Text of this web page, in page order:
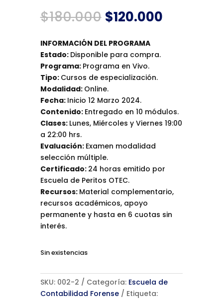
$180.000 El
precio
original
era:
$180.000.
$120.000El
INFORMACIÓN DEL PROGRAMA
Estado: Disponible para compra.
Programa: Programa en Vivo.
Tipo: Cursos de especialización.
Modalidad: Online.
Fecha: Inicio 12 Marzo 2024.
Contenido: Entregado en 10 módulos.
Clases: Lunes, Miércoles y Viernes 19:00
a 22:00 hrs.
Evaluación: Examen modalidad
selección múltiple.
Certificado: 24 horas emitido por
Escuela de Peritos OTEC.
Recursos: Material complementario,
recursos académicos, apoyo
permanente y hasta en 6 cuotas sin
interés.
Sin existencias
SKU: 002-2 Categoría: Escuela de
Contabilidad Forense
Etiqueta: